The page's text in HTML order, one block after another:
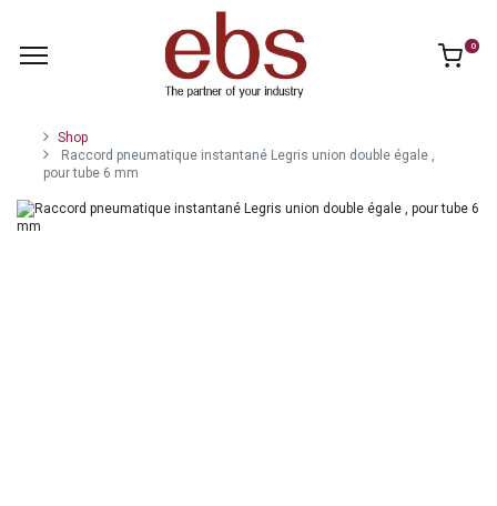
0
Shop
Raccord pneumatique instantané Legris union double égale ,
pour tube 6 mm